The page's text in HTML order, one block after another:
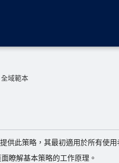
全域範本
供此策略，其最初適用於所有使用
瞭解基本策略的工作原理。